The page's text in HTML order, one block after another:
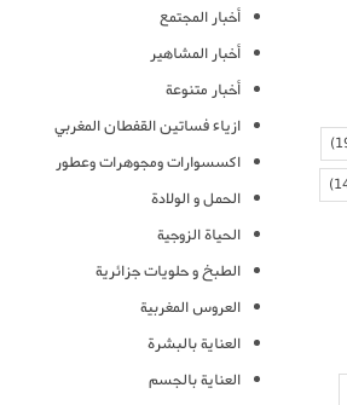
أخبار المجتمع
أخبار المشاهير
أخبار متنوعة
ازياء فساتين القفطان المغربي
اكسسوارات ومجوهرات وعطور
الحمل و الولادة
الحياة الزوجية
الطبخ و حلويات جزائرية
العروس المغربية
العناية بالبشرة
العناية بالجسم